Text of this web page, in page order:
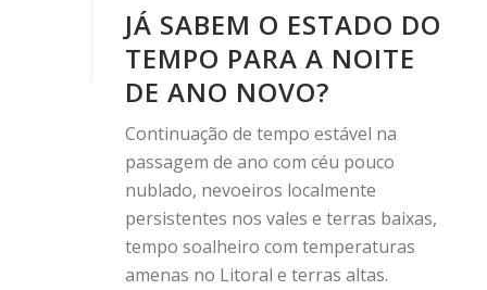
JÁ SABEM O ESTADO DO
TEMPO PARA A NOITE
DE ANO NOVO?
Continuação de tempo estável na
passagem de ano com céu pouco
nublado, nevoeiros localmente
persistentes nos vales e terras baixas,
tempo soalheiro com temperaturas
amenas no Litoral e terras altas.